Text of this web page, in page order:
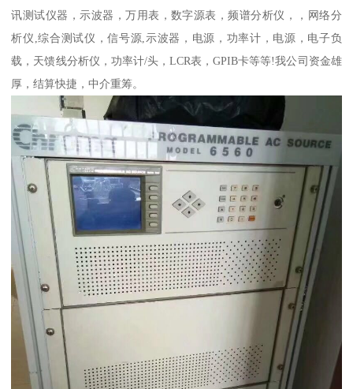
讯测试仪器，示波器，万用表，数字源表，频谱分析仪，，网络分
析仪,综合测试仪，信号源,示波器，电源，功率计，电源，电子负
载，天馈线分析仪，功率计/头，LCR表，GPIB卡等等!我公司资金雄
厚，结算快捷，中介重筹。